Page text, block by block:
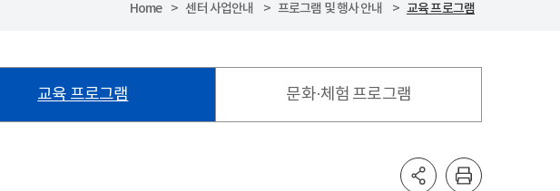
Home 센터 사업안내 프로그램 및 행사 안내 교육 프로그램
교육 프로그램 문화·체험 프로그램